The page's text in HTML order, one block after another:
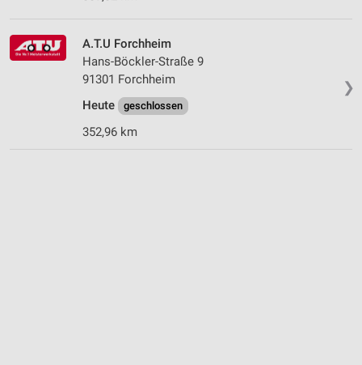
❯
A.T.U Forchheim
Hans-Böckler-Straße 9
91301 Forchheim
Heute
geschlossen
352,96 km